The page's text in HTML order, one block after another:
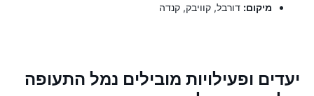
מיקום: דורבל, קוויבק, קנדה
יעדים ופעילויות מובילים נמל התעופה